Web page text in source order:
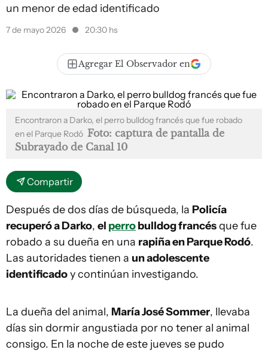
un menor de edad identificado
7 de mayo 2026 20:30 hs
Agregar El Observador en
Encontraron a Darko, el perro bulldog francés que fue robado
en el Parque Rodó Foto: captura de pantalla de
Subrayado de Canal 10
Compartir
Después de dos días de búsqueda, la Policía
recuperó a Darko, el perrobulldog francésque fue
robado a su dueña en una rapiña en Parque Rodó.
Las autoridades tienen a un adolescente
identificadoy continúan investigando.
La dueña del animal, María José Sommer, llevaba
días sin dormir angustiada por no tener al animal
consigo. En la noche de este jueves se pudo